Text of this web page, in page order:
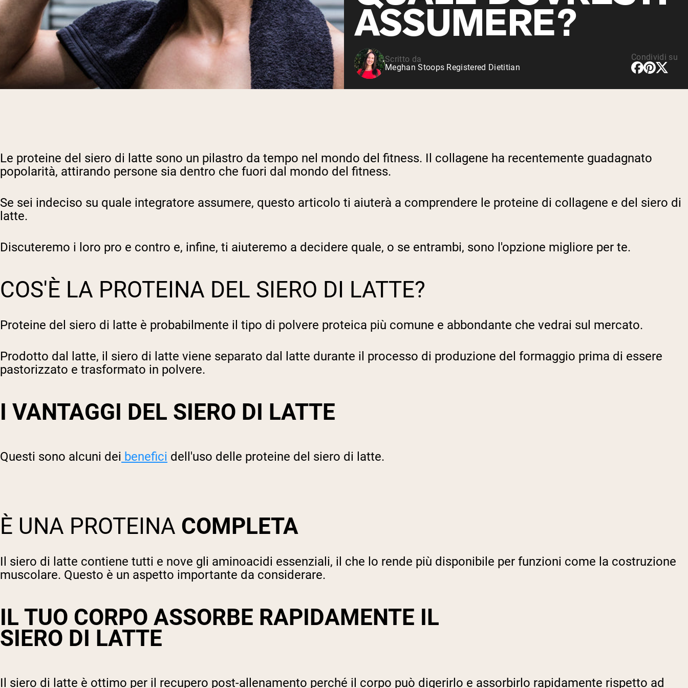
alimentati a erba
Shop All Protein Powders ASSUMERE?
Scritto da
Meghan Stoops Registered Dietitian
Condividi su
Le proteine del siero di latte sono un pilastro da tempo nel mondo del fitness. Il collagene ha recentemente guadagnato
popolarità, attirando persone sia dentro che fuori dal mondo del fitness.
Se sei indeciso su quale integratore assumere, questo articolo ti aiuterà a comprendere le proteine di collagene e del siero di
latte.
Discuteremo i loro pro e contro e, infine, ti aiuteremo a decidere quale, o se entrambi, sono l'opzione migliore per te.
COS'È LA PROTEINA DEL SIERO DI LATTE?
Proteine del siero di latte è probabilmente il tipo di polvere proteica più comune e abbondante che vedrai sul mercato.
Prodotto dal latte, il siero di latte viene separato dal latte durante il processo di produzione del formaggio prima di essere
pastorizzato e trasformato in polvere.
I VANTAGGI DEL SIERO DI LATTE
Questi sono alcuni dei benefici dell'uso delle proteine del siero di latte.
È UNA PROTEINA COMPLETA
Il siero di latte contiene tutti e nove gli aminoacidi essenziali, il che lo rende più disponibile per funzioni come la costruzione
muscolare. Questo è un aspetto importante da considerare.
IL TUO CORPO ASSORBE RAPIDAMENTE IL
SIERO DI LATTE
Il siero di latte è ottimo per il recupero post-allenamento perché il corpo può digerirlo e assorbirlo rapidamente rispetto ad